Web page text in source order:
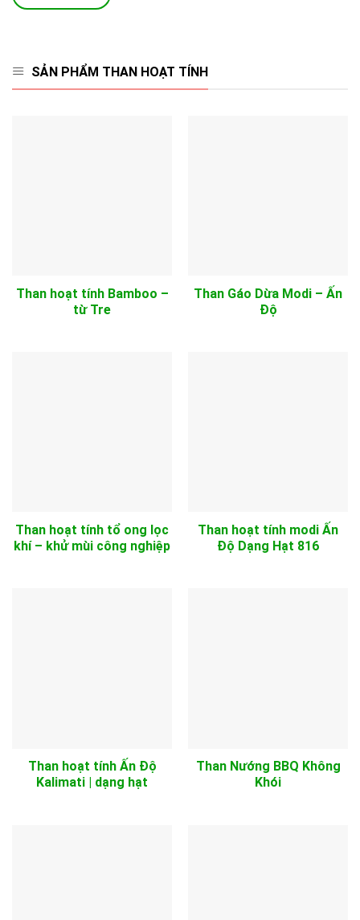
SẢN PHẨM THAN HOẠT TÍNH
Than hoạt tính Bamboo –
từ Tre
Than Gáo Dừa Modi – Ấn
Độ
Than hoạt tính tổ ong lọc
khí – khử mùi công nghiệp
Than hoạt tính modi Ấn
Độ Dạng Hạt 816
Than hoạt tính Ấn Độ
Kalimati | dạng hạt
Than Nướng BBQ Không
Khói